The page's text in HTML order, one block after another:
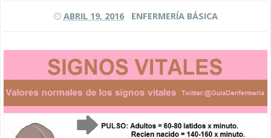
ABRIL 19, 2016 ENFERMERÍA BÁSICA